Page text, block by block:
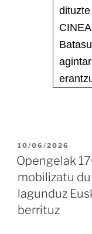
10/06/2026
Opengelak
mobilizatu
lagunduz
berrituz